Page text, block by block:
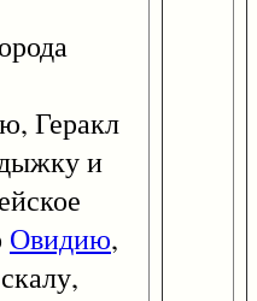
Геракл
и
Овидию,